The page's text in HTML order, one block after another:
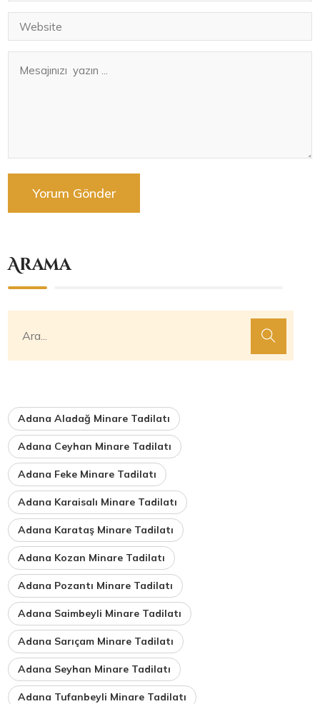
Arama
Adana Aladağ Minare Tadilatı
Adana Ceyhan Minare Tadilatı
Adana Feke Minare Tadilatı
Adana Karaisalı Minare Tadilatı
Adana Karataş Minare Tadilatı
Adana Kozan Minare Tadilatı
Adana Pozantı Minare Tadilatı
Adana Saimbeyli Minare Tadilatı
Adana Sarıçam Minare Tadilatı
Adana Seyhan Minare Tadilatı
Adana Tufanbeyli Minare Tadilatı